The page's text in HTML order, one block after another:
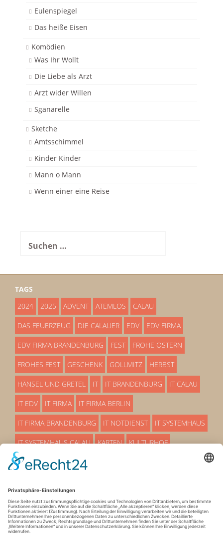
Eulenspiegel
Das heiße Eisen
Komödien
Was Ihr Wollt
Die Liebe als Arzt
Arzt wider Willen
Sganarelle
Sketche
Amtsschimmel
Kinder Kinder
Mann o Mann
Wenn einer eine Reise
nach:
TAGS
2024
2025 ADVENT ATEMLOS CALAU
DAS FEUERZEUG DIE CALAUER EDV EDV FIRMA
EDV FIRMA BRANDENBURG FEST FROHE OSTERN
FROHES FEST GESCHENK GOLLMITZ HERBST
HÄNSEL UND GRETEL IT IT BRANDENBURG IT CALAU
IT EDV IT FIRMA IT FIRMA BERLIN
IT FIRMA BRANDENBURG IT NOTDIENST IT SYSTEMHAUS
IT SYSTEMHAUS CALAU KARTEN KULTURHOF
LÜBBENAU MÄRCHEN
SERVICEMITARBEITER SO EIN THEATER STADTHALLE
SYSTEMHAUS SYSTEMHAUS IT TERMIN